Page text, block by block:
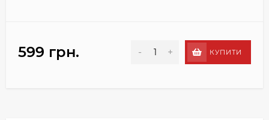
599 грн. - + КУПИТИ